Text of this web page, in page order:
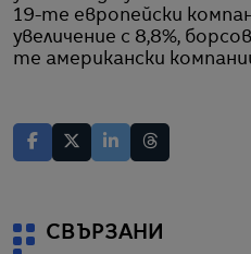
19-те европейски
увеличение с 8,8%,
те американски
СВЪРЗАНИ